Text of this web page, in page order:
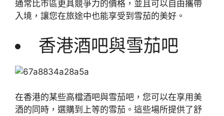
通常比市區更具競爭力的價格，並且可以自由攜帶
入境，讓您在旅途中也能享受到雪茄的美好。
香港酒吧與雪茄吧
在香港的某些高檔酒吧與雪茄吧，您可以在享用美
酒的同時，選購到上等的雪茄。這些場所提供了舒